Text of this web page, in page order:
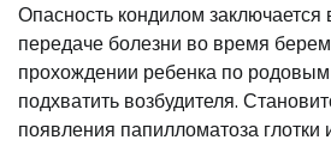
Опасность кондилом
передаче болезни во время
прохождении ребенка по
подхватить возбудителя.
появления папилломатоза глотки